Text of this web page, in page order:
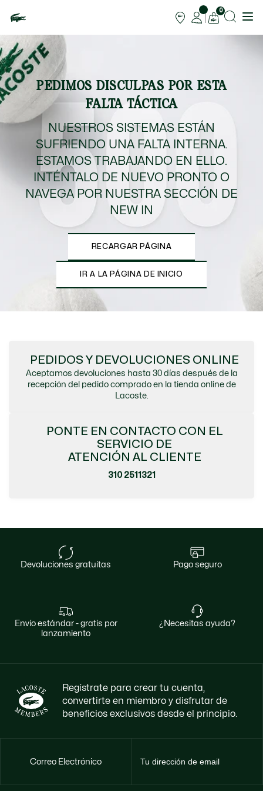
0
PEDIMOS DISCULPAS POR ESTA
FALTA TÁCTICA
NUESTROS SISTEMAS ESTÁN
SUFRIENDO UNA FALTA INTERNA.
ESTAMOS TRABAJANDO EN ELLO.
INTÉNTALO DE NUEVO PRONTO O
NAVEGA POR NUESTRA SECCIÓN DE
NEW IN
RECARGAR PÁGINA
IR A LA PÁGINA DE INICIO
PEDIDOS Y DEVOLUCIONES ONLINE
Aceptamos devoluciones hasta 30 días después de la
recepción del pedido comprado en la tienda online de
Lacoste.
PONTE EN CONTACTO CON EL
SERVICIO DE
ATENCIÓN AL CLIENTE
310 2511321
devoluciones gratuitas pago seguro
envío estándar - gratis por
lanzamiento
¿necesitas ayuda?
Regístrate para crear tu cuenta,
convertirte en miembro y disfrutar de
beneficios exclusivos desde el principio.
Correo Electrónico